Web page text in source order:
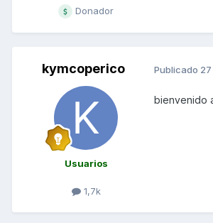
Donador
kymcoperico
Usuarios
1,7k
Publicado
bienvenido